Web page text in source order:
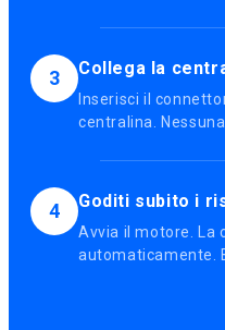
3 Collega la
Inserisci il
centralina.
4 Goditi subito i
Avvia il motore. La
automaticamente.